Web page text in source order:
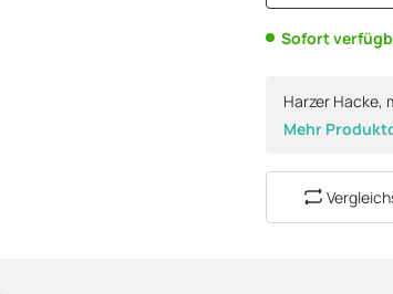
Sofort
Harzer Hacke,
Mehr